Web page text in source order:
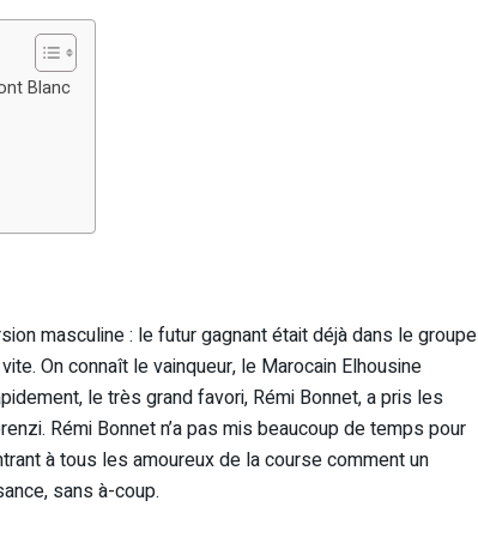
Blanc
masculine : le futur gagnant était déjà dans le groupe
On connaît le vainqueur, le Marocain Elhousine
le très grand favori, Rémi Bonnet, a pris les
Rémi Bonnet n’a pas mis beaucoup de temps pour
à tous les amoureux de la course comment un
sans à-coup.